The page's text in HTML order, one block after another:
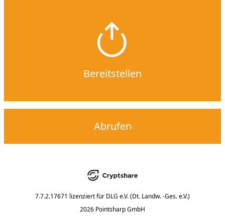
Bereitstellen
Abrufen
7.7.2.17671 lizenziert für DLG e.V. (Dt. Landw. -Ges. e.V.)
2026 Pointsharp GmbH